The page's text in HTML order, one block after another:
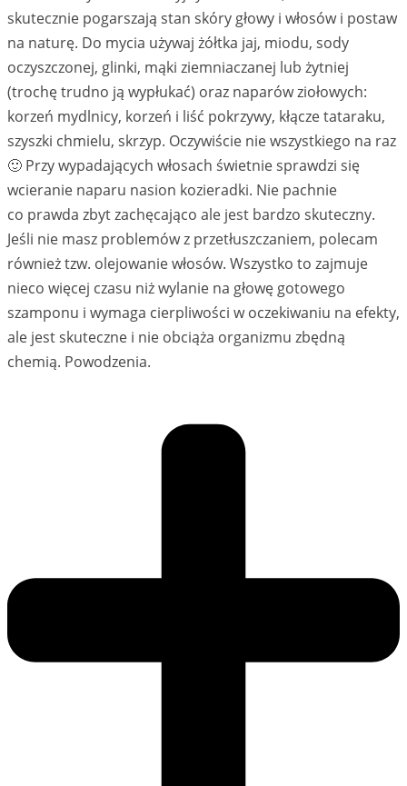
skutecznie pogarszają stan skóry głowy i włosów i postaw
na naturę. Do mycia używaj żółtka jaj, miodu, sody
oczyszczonej, glinki, mąki ziemniaczanej lub żytniej
(trochę trudno ją wypłukać) oraz naparów ziołowych:
korzeń mydlnicy, korzeń i liść pokrzywy, kłącze tataraku,
szyszki chmielu, skrzyp. Oczywiście nie wszystkiego na raz
🙂 Przy wypadających włosach świetnie sprawdzi się
wcieranie naparu nasion kozieradki. Nie pachnie
co prawda zbyt zachęcająco ale jest bardzo skuteczny.
Jeśli nie masz problemów z przetłuszczaniem, polecam
również tzw. olejowanie włosów. Wszystko to zajmuje
nieco więcej czasu niż wylanie na głowę gotowego
szamponu i wymaga cierpliwości w oczekiwaniu na efekty,
ale jest skuteczne i nie obciąża organizmu zbędną
chemią. Powodzenia.